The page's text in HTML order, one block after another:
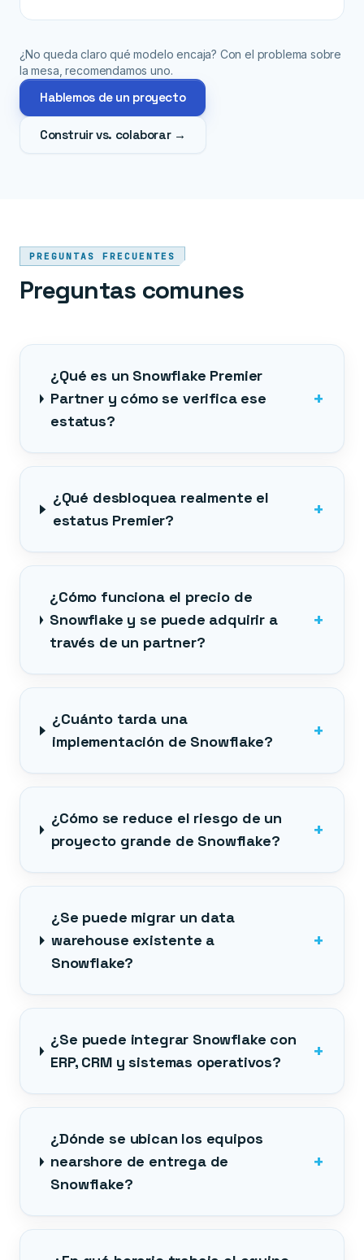
¿No queda claro qué modelo encaja? Con el problema sobre
la mesa, recomendamos uno.
Hablemos de un proyecto
Construir vs. colaborar →
PREGUNTAS FRECUENTES
Preguntas comunes
¿Qué es un Snowflake Premier
Partner y cómo se verifica ese
estatus?
+
¿Qué desbloquea realmente el
estatus Premier?
+
¿Cómo funciona el precio de
Snowflake y se puede adquirir a
través de un partner?
+
¿Cuánto tarda una
implementación de Snowflake?
+
¿Cómo se reduce el riesgo de un
proyecto grande de Snowflake?
+
¿Se puede migrar un data
warehouse existente a
Snowflake?
+
¿Se puede integrar Snowflake con
ERP, CRM y sistemas operativos?
+
¿Dónde se ubican los equipos
nearshore de entrega de
Snowflake?
+